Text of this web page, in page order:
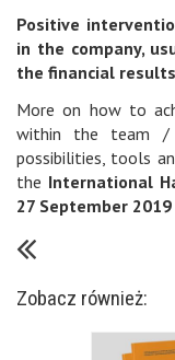
Positive
in the company,
the financial
More on how to
within the team /
possibilities, tools
the International
27 September 2019
Zobacz również: